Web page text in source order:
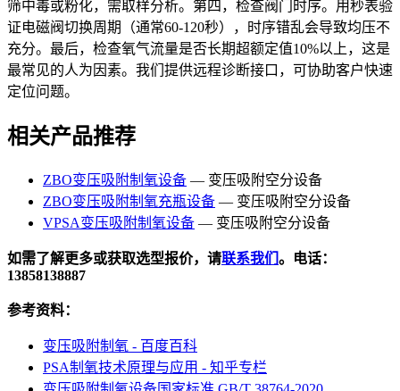
筛中毒或粉化，需取样分析。第四，检查阀门时序。用秒表验
证电磁阀切换周期（通常60-120秒），时序错乱会导致均压不
充分。最后，检查氧气流量是否长期超额定值10%以上，这是
最常见的人为因素。我们提供远程诊断接口，可协助客户快速
定位问题。
相关产品推荐
ZBO变压吸附制氧设备 — 变压吸附空分设备
ZBO变压吸附制氧充瓶设备 — 变压吸附空分设备
VPSA变压吸附制氧设备 — 变压吸附空分设备
如需了解更多或获取选型报价，请联系我们 。电话：
13858138887
参考资料：
变压吸附制氧 - 百度百科
PSA制氧技术原理与应用 - 知乎专栏